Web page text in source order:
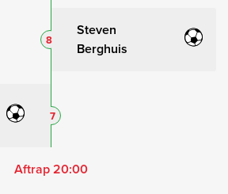
Steven
Berghuis
8
7
Aftrap 20:00